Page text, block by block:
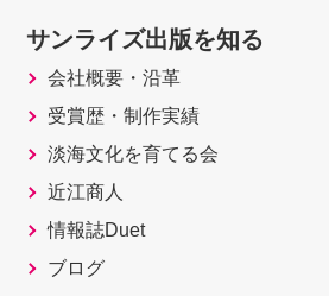
サンライズ出版を知る
会社概要・沿革
受賞歴・制作実績
淡海文化を育てる会
近江商人
情報誌Duet
ブログ